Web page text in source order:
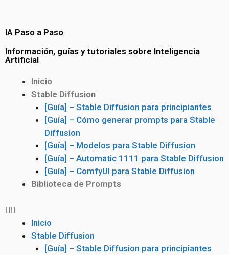
IA Paso a Paso
Información, guías y tutoriales sobre Inteligencia
Artificial
Inicio
Stable Diffusion
[Guía] – Stable Diffusion para principiantes
[Guía] – Cómo generar prompts para Stable
Diffusion
[Guía] – Modelos para Stable Diffusion
[Guía] – Automatic 1111 para Stable Diffusion
[Guía] – ComfyUI para Stable Diffusion
Biblioteca de Prompts
Inicio
Stable Diffusion
[Guía] – Stable Diffusion para principiantes